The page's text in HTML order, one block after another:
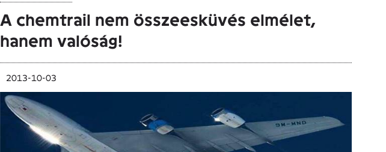
A chemtrail nem összeesküvés elmélet,
hanem valóság!
2013-10-03